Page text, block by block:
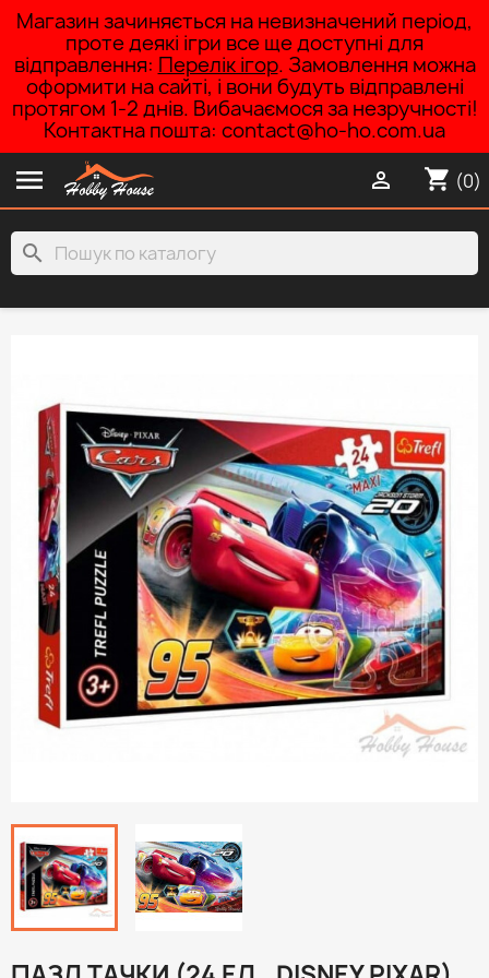
Магазин зачиняється на невизначений період,
проте деякі ігри все ще доступні для
відправлення: Перелік ігор. Замовлення можна
оформити на сайті, і вони будуть відправлені
протягом 1-2 днів. Вибачаємося за незручності!
Контактна пошта: contact@ho-ho.com.ua
 shopping_cart (0)

search